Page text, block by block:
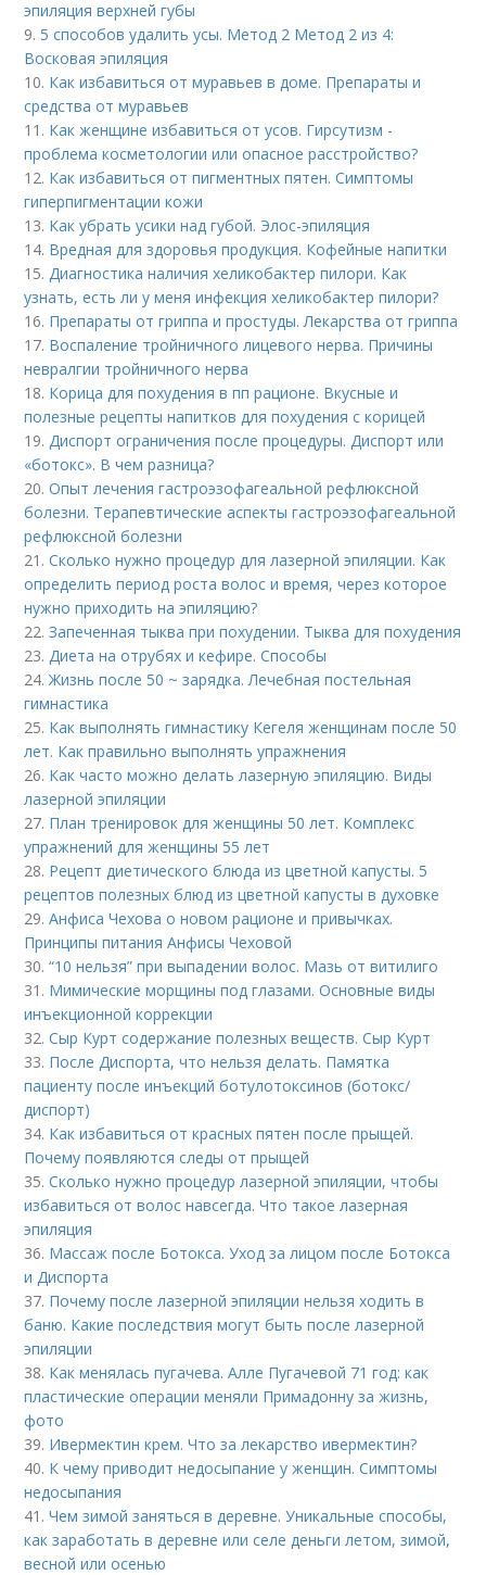
эпиляция верхней губы
9. 5 способов удалить усы. Метод 2 Метод 2 из 4:
Восковая эпиляция
10. Как избавиться от муравьев в доме. Препараты и
средства от муравьев
11. Как женщине избавиться от усов. Гирсутизм -
проблема косметологии или опасное расстройство?
12. Как избавиться от пигментных пятен. Симптомы
гиперпигментации кожи
13. Как убрать усики над губой. Элос-эпиляция
14. Вредная для здоровья продукция. Кофейные напитки
15.Диагностика наличия хеликобактер пилори. Как
узнать, есть ли у меня инфекция хеликобактер пилори?
16. Препараты от гриппа и простуды. Лекарства от гриппа
17. Воспаление тройничного лицевого нерва. Причины
невралгии тройничного нерва
18. Корица для похудения в пп рационе. Вкусные и
полезные рецепты напитков для похудения с корицей
19.Диспорт ограничения после процедуры. Диспорт или
«ботокс». В чем разница?
20.Опыт лечения гастроэзофагеальной рефлюксной
болезни. Терапевтические аспекты гастроэзофагеальной
рефлюксной болезни
21.Сколько нужно процедур для лазерной эпиляции. Как
определить период роста волос и время, через которое
нужно приходить на эпиляцию?
22.Запеченная тыква при похудении. Тыква для похудения
23.Диета на отрубях и кефире. Способы
24.Жизнь после 50 ~ зарядка. Лечебная постельная
гимнастика
25. Как выполнять гимнастику Кегеля женщинам после 50
лет. Как правильно выполнять упражнения
26. Как часто можно делать лазерную эпиляцию. Виды
лазерной эпиляции
27. План тренировок для женщины 50 лет. Комплекс
упражнений для женщины 55 лет
28. Рецепт диетического блюда из цветной капусты. 5
рецептов полезных блюд из цветной капусты в духовке
29.Анфиса Чехова о новом рационе и привычках.
Принципы питания Анфисы Чеховой
30.“10 нельзя” при выпадении волос. Мазь от витилиго
31. Мимические морщины под глазами. Основные виды
инъекционной коррекции
32.Сыр Курт содержание полезных веществ. Сыр Курт
33. После Диспорта, что нельзя делать. Памятка
пациенту после инъекций ботулотоксинов (ботокс/
диспорт)
34. Как избавиться от красных пятен после прыщей.
Почему появляются следы от прыщей
35.Сколько нужно процедур лазерной эпиляции, чтобы
избавиться от волос навсегда. Что такое лазерная
эпиляция
36. Массаж после Ботокса. Уход за лицом после Ботокса
и Диспорта
37. Почему после лазерной эпиляции нельзя ходить в
баню. Какие последствия могут быть после лазерной
эпиляции
38. Как менялась пугачева. Алле Пугачевой 71 год: как
пластические операции меняли Примадонну за жизнь,
фото
39. Ивермектин крем. Что за лекарство ивермектин?
40. К чему приводит недосыпание у женщин. Симптомы
недосыпания
41.Чем зимой заняться в деревне. Уникальные способы,
как заработать в деревне или селе деньги летом, зимой,
весной или осенью